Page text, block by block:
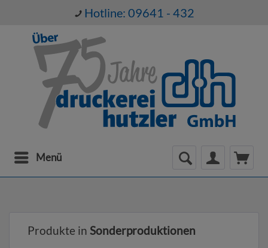
Hotline: 09641 - 432
Menü
Produkte in Sonderproduktionen